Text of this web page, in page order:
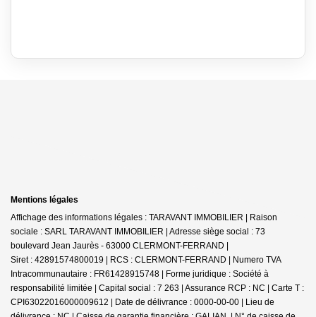
Mentions légales
Affichage des informations légales : TARAVANT IMMOBILIER | Raison
sociale : SARL TARAVANT IMMOBILIER | Adresse siège social : 73
boulevard Jean Jaurès - 63000 CLERMONT-FERRAND |
Siret : 42891574800019 | RCS : CLERMONT-FERRAND | Numero TVA
Intracommunautaire : FR61428915748 | Forme juridique : Société à
responsabilité limitée | Capital social : 7 263 | Assurance RCP : NC | Carte T :
CPI63022016000009612 | Date de délivrance : 0000-00-00 | Lieu de